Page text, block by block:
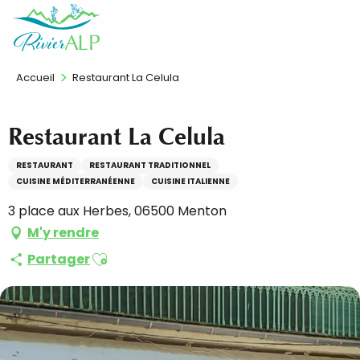
contenu
FR
Accueil Restaurant La Celula
Restaurant La Celula
RESTAURANT
RESTAURANT TRADITIONNEL
CUISINE MÉDITERRANÉENNE
CUISINE ITALIENNE
3 place aux Herbes, 06500 Menton
M'y rendre
PartagerAjouter aux favoris